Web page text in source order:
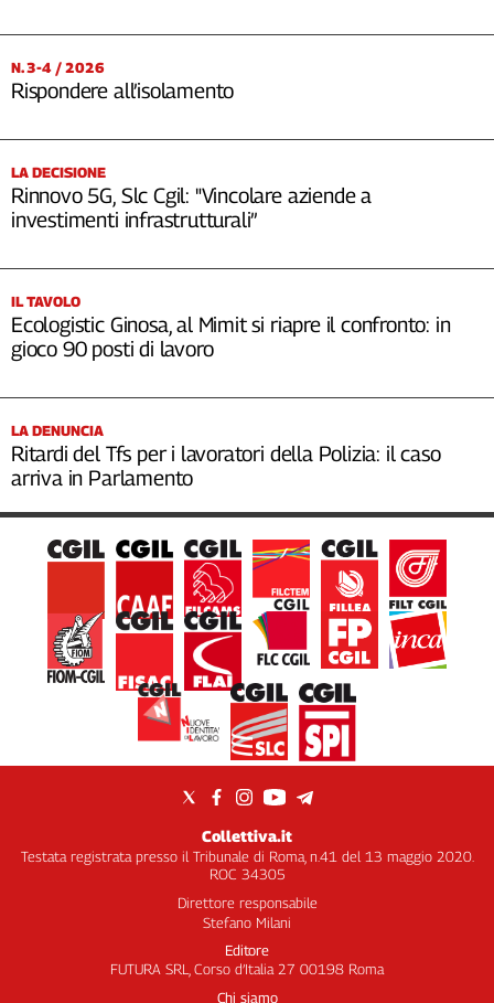
N. 3-4 / 2026
Rispondere all’isolamento
LA DECISIONE
Rinnovo 5G, Slc Cgil: "Vincolare aziende a
investimenti infrastrutturali”
IL TAVOLO
Ecologistic Ginosa, al Mimit si riapre il confronto: in
gioco 90 posti di lavoro
LA DENUNCIA
Ritardi del Tfs per i lavoratori della Polizia: il caso
arriva in Parlamento
Collettiva.it
Testata registrata presso il Tribunale di Roma, n.41 del 13 maggio 2020.
ROC 34305
Direttore responsabile
Stefano Milani
Editore
FUTURA SRL, Corso d’Italia 27 00198 Roma
Chi siamo